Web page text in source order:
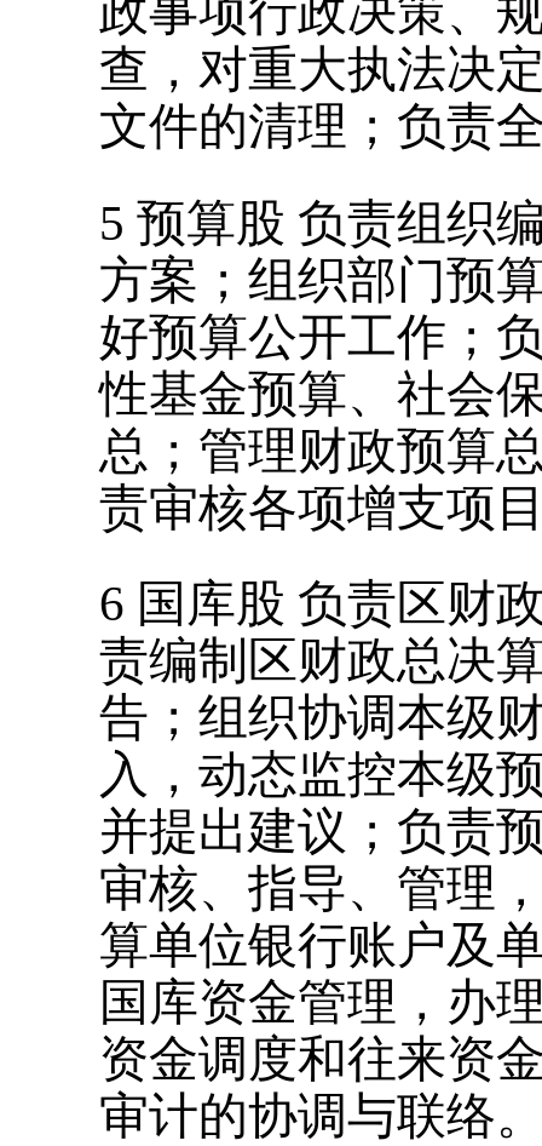
政事项行政决策、
查，对重大执法决
文件的清理；负责
5 预算股 负责组织
方案；组织部门预
好预算公开工作；
性基金预算、社会
总；管理财政预算
责审核各项增支项
6 国库股 负责区财
责编制区财政总决
告；组织协调本级
入，动态监控本级
并提出建议；负责
审核、指导、管理
算单位银行账户及
国库资金管理，办
资金调度和往来资
审计的协调与联络